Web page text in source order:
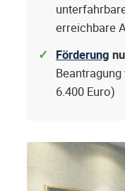
erreichbare
Förderung
6.400 Euro)